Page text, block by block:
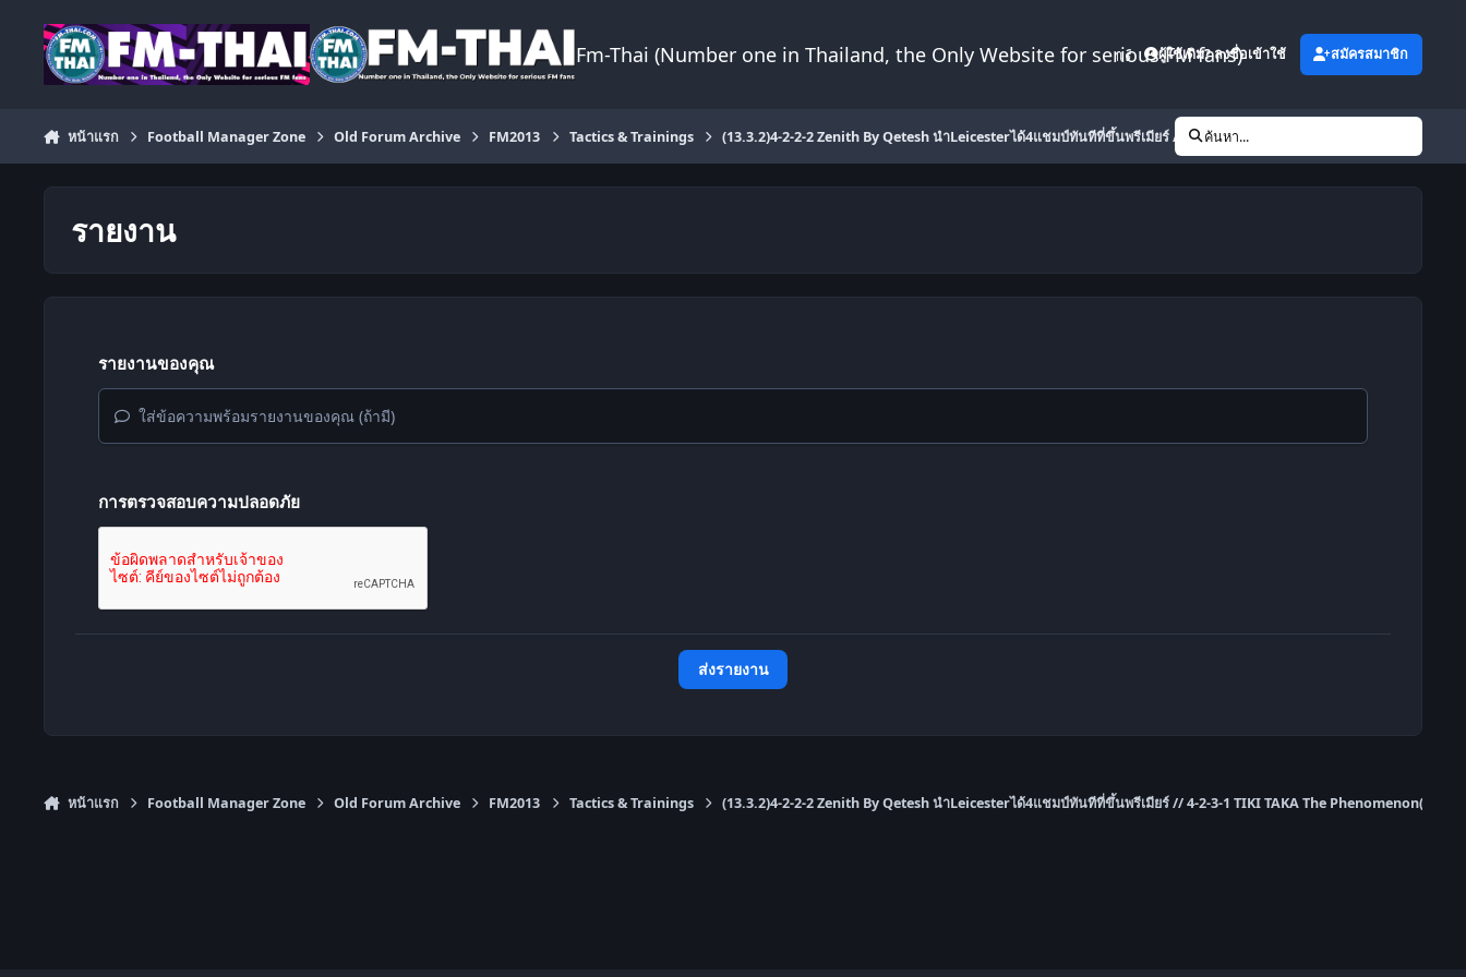
Fm-Thai (Number one in Thailand, the Only Website for serious FM fans)
เพิ่มเติม ผู้ใช้เดิม? ลงชื่อเข้าใช้ สมัครสมาชิก
หน้าแรก Football Manager Zone Old Forum Archive FM2013 Tactics & Trainings (13.3.2)4-2-2-2 Zenith By Qetesh นำLeicesterได้4แชมป์ทันทีที่ขึ้นพรีเมียร์ // 4-2-3-1 TIKI TAKA The
ค้นหา...
รายงาน
รายงานของคุณ
ใส่ข้อความพร้อมรายงานของคุณ (ถ้ามี)
การตรวจสอบความปลอดภัย
ส่งรายงาน
หน้าแรก Football Manager Zone Old Forum Archive FM2013 Tactics & Trainings (13.3.2)4-2-2-2 Zenith By Qetesh นำLeicesterได้4แชมป์ทันทีที่ขึ้นพรีเมียร์ // 4-2-3-1 TIKI TAKA The